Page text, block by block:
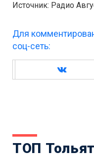
Источник: Радио
Для
соц-сеть:
ТОП